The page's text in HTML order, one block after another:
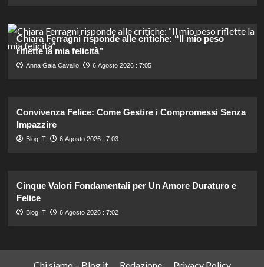
Chiara Ferragni risponde alle critiche: “Il mio peso
riflette la mia felicità”
Anna Gaia Cavallo 6 Agosto 2026 : 7:05
Convivenza Felice: Come Gestire i Compromessi Senza
Impazzire
Blog.IT 6 Agosto 2026 : 7:03
Cinque Valori Fondamentali per Un Amore Duraturo e
Felice
Blog.IT 6 Agosto 2026 : 7:02